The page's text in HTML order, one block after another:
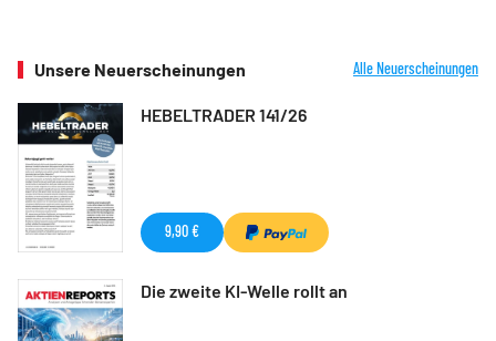
Unsere Neuerscheinungen Alle Neuerscheinungen
HEBELTRADER 141/26
9,90 €
Die zweite KI-Welle rollt an